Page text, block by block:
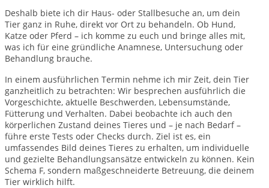
Deshalb biete ich dir Haus- oder Stallbesuche an, um dein
Tier ganz in Ruhe, direkt vor Ort zu behandeln. Ob Hund,
Katze oder Pferd – ich komme zu euch und bringe alles mit,
was ich für eine gründliche Anamnese, Untersuchung oder
Behandlung brauche.
In einem ausführlichen Termin nehme ich mir Zeit, dein Tier
ganzheitlich zu betrachten: Wir besprechen ausführlich die
Vorgeschichte, aktuelle Beschwerden, Lebensumstände,
Fütterung und Verhalten. Dabei beobachte ich auch den
körperlichen Zustand deines Tieres und – je nach Bedarf –
führe erste Tests oder Checks durch. Ziel ist es, ein
umfassendes Bild deines Tieres zu erhalten, um individuelle
und gezielte Behandlungsansätze entwickeln zu können. Kein
Schema F, sondern maßgeschneiderte Betreuung, die deinem
Tier wirklich hilft.